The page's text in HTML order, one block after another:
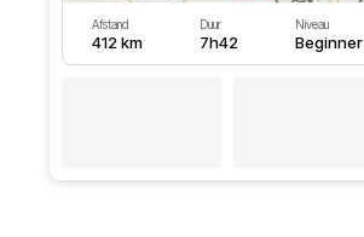
Afstand
412 km
Duur
7h42
Niveau
Beginner